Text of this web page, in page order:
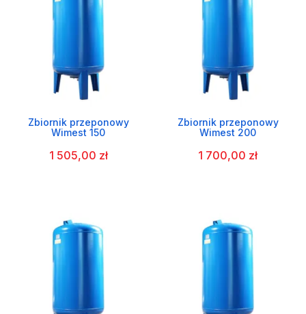
Zbiornik przeponowy
Wimest 150
1 505,00 zł
Zbiornik przeponowy
Wimest 200
1 700,00 zł